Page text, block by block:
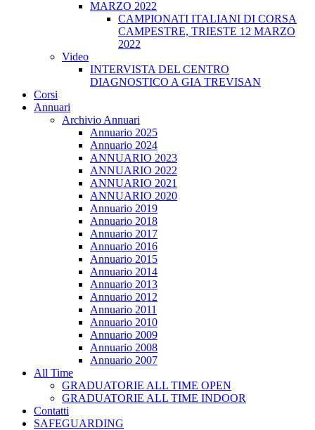
MARZO 2022
CAMPIONATI ITALIANI DI CORSA
CAMPESTRE, TRIESTE 12 MARZO
2022
Video
INTERVISTA DEL CENTRO
DIAGNOSTICO A GIA TREVISAN
Corsi
Annuari
Archivio Annuari
Annuario 2025
Annuario 2024
ANNUARIO 2023
ANNUARIO 2022
ANNUARIO 2021
ANNUARIO 2020
Annuario 2019
Annuario 2018
Annuario 2017
Annuario 2016
Annuario 2015
Annuario 2014
Annuario 2013
Annuario 2012
Annuario 2011
Annuario 2010
Annuario 2009
Annuario 2008
Annuario 2007
All Time
GRADUATORIE ALL TIME OPEN
GRADUATORIE ALL TIME INDOOR
Contatti
SAFEGUARDING